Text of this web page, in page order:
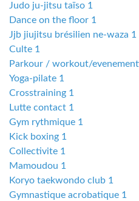
Judo ju-jitsu taïso 1
Dance on the floor 1
Jjb jiujitsu brésilien ne-waza 1
Culte 1
Parkour / workout/
Yoga-pilate 1
Crosstraining 1
Lutte contact 1
Gym rythmique 1
Kick boxing 1
Collectivite 1
Mamoudou 1
Koryo taekwondo club 1
Gymnastique acrobatique 1